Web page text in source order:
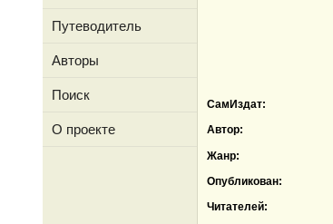
Путеводитель
Авторы
Поиск
О проекте
СамИздат:
Автор:
Жанр:
Опубликован:
Читателей: